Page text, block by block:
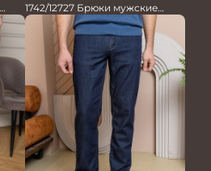
1742/12727 Брюки мужские
100%лён т.син